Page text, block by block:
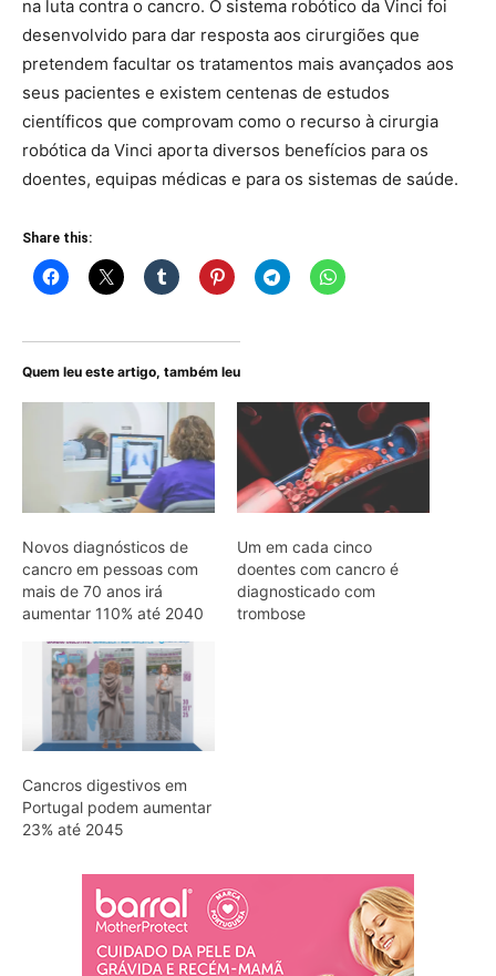
na luta contra o cancro. O sistema robótico da Vinci foi
desenvolvido para dar resposta aos cirurgiões que
pretendem facultar os tratamentos mais avançados aos
seus pacientes e existem centenas de estudos
científicos que comprovam como o recurso à cirurgia
robótica da Vinci aporta diversos benefícios para os
doentes, equipas médicas e para os sistemas de saúde.
Share this:
Quem leu este artigo, também leu
Novos diagnósticos de
cancro em pessoas com
mais de 70 anos irá
aumentar 110% até 2040
Um em cada cinco
doentes com cancro é
diagnosticado com
trombose
Cancros digestivos em
Portugal podem aumentar
23% até 2045